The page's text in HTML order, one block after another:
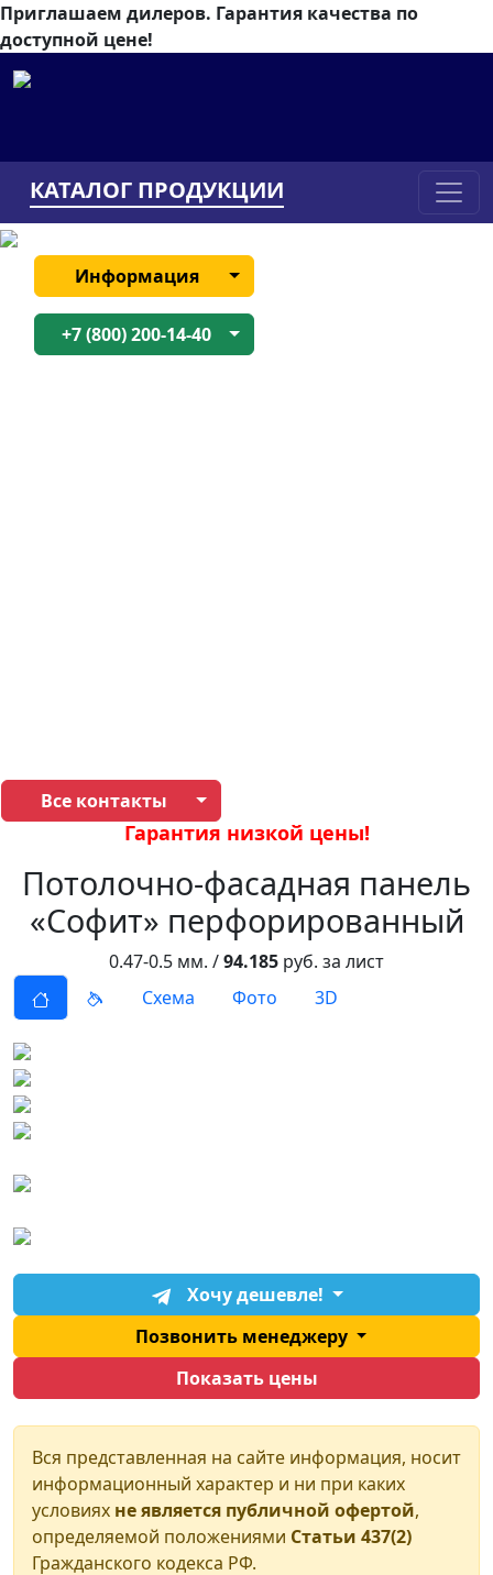
Приглашаем дилеров. Гарантия качества по
доступной цене!
КАТАЛОГ ПРОДУКЦИИ
Информация
+7 (800) 200-14-40
Все контакты
Гарантия низкой цены!
Потолочно-фасадная панель
«Софит» перфорированный
0.47-0.5 мм. /94.185 руб. за лист
Схема
Фото 3D
Хочу дешевле!
Позвонить менеджеру
Показать цены
Вся представленная на сайте информация, носит
информационный характер и ни при каких
условиях не является публичной офертой,
определяемой положениями Статьи 437(2)
Гражданского кодекса РФ.